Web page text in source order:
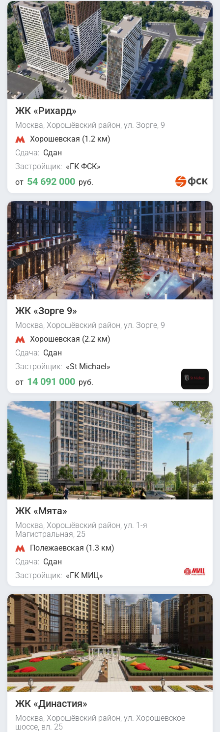
ЖК «Рихард»
Москва, Хорошёвский район, ул. Зорге, 9
Хорошевская (1.2 км)
Сдача: Сдан
Застройщик: «ГК ФСК»
от 54 692 000 руб.
ЖК «Зорге 9»
Москва, Хорошёвский район, ул. Зорге, 9
Хорошевская (2.2 км)
Сдача: Сдан
Застройщик: «St Michael»
от 14 091 000 руб.
ЖК «Мята»
Москва, Хорошёвский район, ул. 1-я
Магистральная, 25
Полежаевская (1.3 км)
Сдача: Сдан
Застройщик: «ГК МИЦ»
ЖК «Династия»
Москва, Хорошёвский район, ул. Хорошевское
шоссе, вл. 25